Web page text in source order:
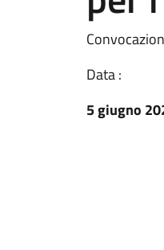
Data :
5 giugno